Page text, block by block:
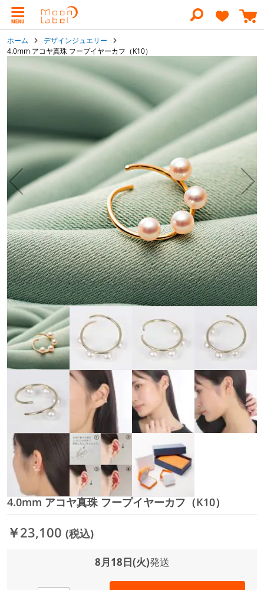
ン
ン
検
ホーム
デザインジュエリー
4.0mm アコヤ真珠 フープイヤーカフ（K10）
メ
ラ
ー
の
最
後
に
移
動
す
る
イ
メ
ジ
4.0mm アコヤ真珠 フープイヤーカフ（K10）
￥23,100 (税込)
8月18日(火)発送